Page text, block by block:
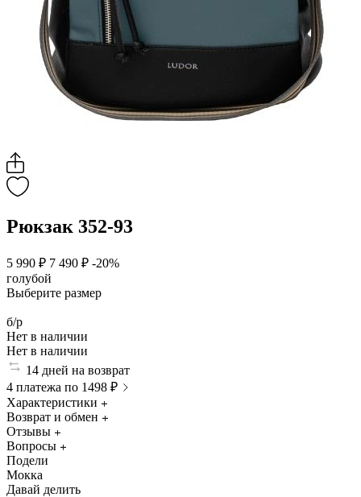
Рюкзак 352-93
5 990 ₽ 7 490 ₽ -20%
голубой
Выберите размер
б/р
Нет в наличии
Нет в наличии
14 дней на возврат
4 платежа по 1498 ₽
Характеристики
Возврат и обмен
Отзывы
Вопросы
Подели
Мокка
Давай делить